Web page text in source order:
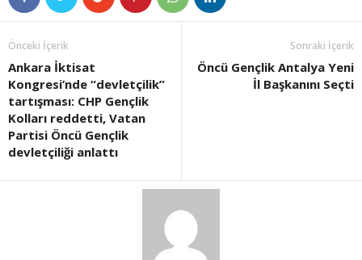
Önceki İçerik
Ankara İktisat
Kongresi’nde “devletçilik”
tartışması: CHP Gençlik
Kolları reddetti, Vatan
Partisi Öncü Gençlik
devletçiliği anlattı
Sonraki İçerik
Öncü Gençlik Antalya Yeni
İl Başkanını Seçti